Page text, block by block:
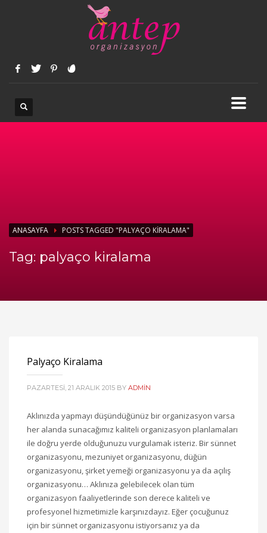
ANASAYFA POSTS TAGGED "PALYAÇO KIRALAMA"
Tag: palyaço kiralama
Palyaço Kiralama
PAZARTESI, 21 ARALIK 2015 BY ADMIN
Aklınızda yapmayı düşündüğünüz bir organizasyon varsa
her alanda sunacağımız kaliteli organizasyon planlamaları
ile doğru yerde olduğunuzu vurgulamak isteriz. Bir sünnet
organizasyonu, mezuniyet organizasyonu, düğün
organizasyonu, şirket yemeği organizasyonu ya da açılış
organizasyonu… Aklınıza gelebilecek olan tüm
organizasyon faaliyetlerinde son derece kaliteli ve
profesyonel hizmetimizle karşınızdayız. Eğer çocuğunuz
için bir sünnet organizasyonu istiyorsanız ya da